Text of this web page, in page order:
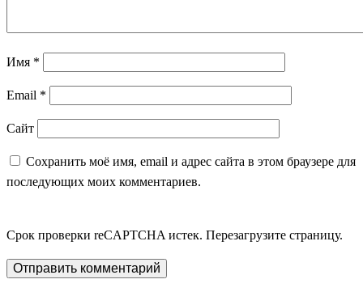
Имя *
Email *
Сайт
Сохранить моё имя, email и адрес сайта в этом браузере для
последующих моих комментариев.
Срок проверки reCAPTCHA истек. Перезагрузите страницу.